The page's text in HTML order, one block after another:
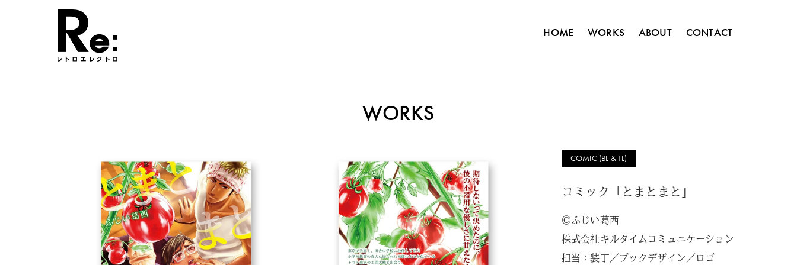
HOME WORKS ABOUT CONTACT
WORKS
COMIC (BL & TL)
コミック「とまとまと」
©ふじい葛西
株式会社キルタイムコミュニケーション
担当：装丁／ブックデザイン／ロゴ